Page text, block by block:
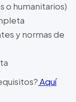
o humanitarios)
y normas de
Aquí